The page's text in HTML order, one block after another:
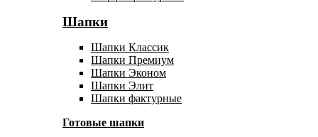
Шапки
Шапки Классик
Шапки Премиум
Шапки Эконом
Шапки Элит
Шапки фактурные
Готовые шапки